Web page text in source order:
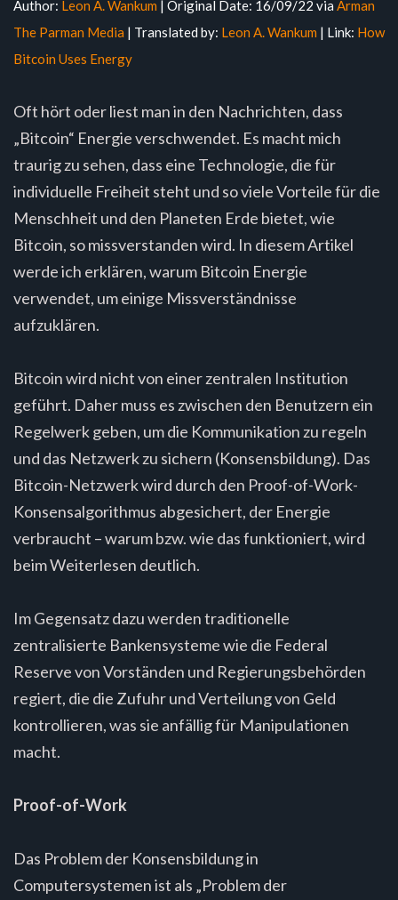
Author: Leon A. Wankum | Original Date: 16/09/22 via Arman
The Parman Media | Translated by: Leon A. Wankum | Link: How
Bitcoin Uses Energy
Oft hört oder liest man in den Nachrichten, dass
„Bitcoin“ Energie verschwendet. Es macht mich
traurig zu sehen, dass eine Technologie, die für
individuelle Freiheit steht und so viele Vorteile für die
Menschheit und den Planeten Erde bietet, wie
Bitcoin, so missverstanden wird. In diesem Artikel
werde ich erklären, warum Bitcoin Energie
verwendet, um einige Missverständnisse
aufzuklären.
Bitcoin wird nicht von einer zentralen Institution
geführt. Daher muss es zwischen den Benutzern ein
Regelwerk geben, um die Kommunikation zu regeln
und das Netzwerk zu sichern (Konsensbildung). Das
Bitcoin-Netzwerk wird durch den Proof-of-Work-
Konsensalgorithmus abgesichert, der Energie
verbraucht – warum bzw. wie das funktioniert, wird
beim Weiterlesen deutlich.
Im Gegensatz dazu werden traditionelle
zentralisierte Bankensysteme wie die Federal
Reserve von Vorständen und Regierungsbehörden
regiert, die die Zufuhr und Verteilung von Geld
kontrollieren, was sie anfällig für Manipulationen
macht.
Proof-of-Work
Das Problem der Konsensbildung in
Computersystemen ist als „Problem der